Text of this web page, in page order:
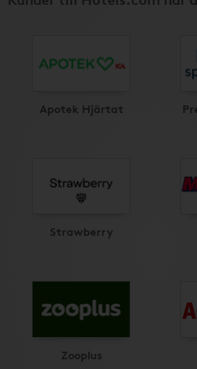
Apotek Hjärtat
Strawberry
Zooplus